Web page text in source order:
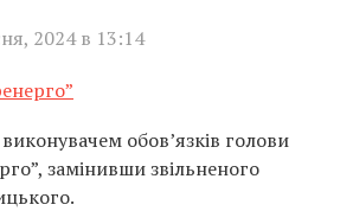
2024 в 13:14
обов’язків голови
замінивши звільненого